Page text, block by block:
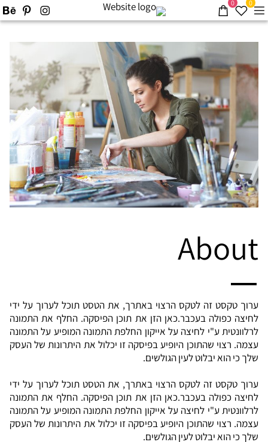
0
0
About
ערוך טקסט זה לטקס הרצוי באתרך, את הטסט תוכל לערוך על ידי
לחיצה כפולה בעכבר.כאן הזן את תוכן הפיסקה. החלף את התמונה
לרלוונטית ע"י לחיצה על אייקון החלפת התמונה המופיע על התמונה
עצמה. רצוי שהתוכן היופיע בפיסקה זו יכלול את היתרונות של העסק
שלך כי הוא יבלוט לעין הגולשים.
ערוך טקסט זה לטקס הרצוי באתרך, את הטסט תוכל לערוך על ידי
לחיצה כפולה בעכבר.כאן הזן את תוכן הפיסקה. החלף את התמונה
לרלוונטית ע"י לחיצה על אייקון החלפת התמונה המופיע על התמונה
עצמה. רצוי שהתוכן היופיע בפיסקה זו יכלול את היתרונות של העסק
שלך כי הוא יבלוט לעין הגולשים.